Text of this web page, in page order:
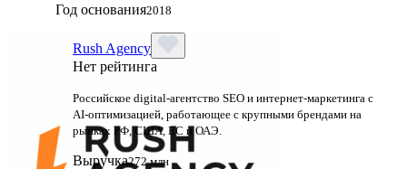
Год основания2018
Rush Agency
Нет рейтинга
Российское digital‑агентство SEO и интернет‑маркетинга с
AI‑оптимизацией, работающее с крупными брендами на
рынках РФ, США, ЕС и ОАЭ.
Выручка272 млн